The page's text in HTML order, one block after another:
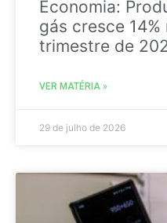
Economia:
gás cresce
trimestre de
VER MATÉRIA »
29 de julho de 2026